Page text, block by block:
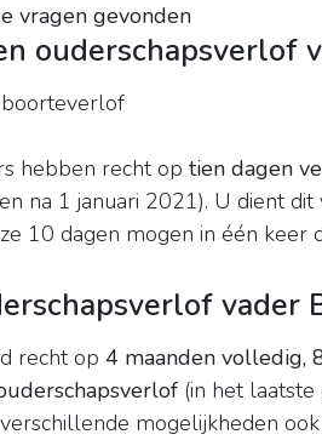
vragen gevonden
ouderschapsverlof
hebben recht op tien dagen
na 1 januari 2021). U dient
10 dagen mogen in één
vader
recht op 4 maanden volledig,
(in het
mogelijkheden